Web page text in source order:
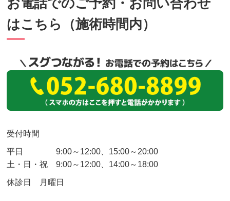
はこちら（施術時間内）
受付時間
平日 9:00～12:00、15:00～20:00
土・日・祝 9:00～12:00、14:00～18:00
休診日 月曜日